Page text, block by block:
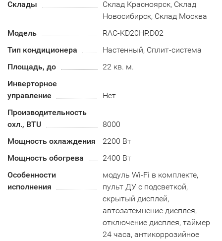
Склады
Склад Красноярск, Склад
Новосибирск, Склад Москва
Модель
RAC-KD20HP.D02
Тип кондиционера
Настенный, Сплит-система
Площадь, до
22 кв. м.
Инверторное
управление
Нет
Производительность
охл., BTU
8000
Мощность охлаждения
2200 Вт
Мощность обогрева
2400 Вт
Особенности
исполнения
модуль Wi-Fi в комплекте,
пульт ДУ с подсветкой,
скрытый дисплей,
автозатемнение дисплея,
отключение дисплея, таймер
24 часа, антикоррозийное